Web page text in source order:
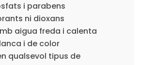
i parabens
ni dioxans
aigua freda i calenta
i de color
qualsevol tipus de